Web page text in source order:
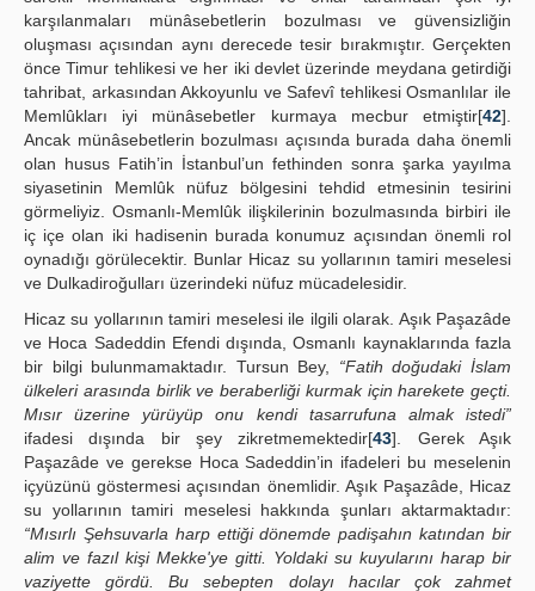
karşılanmaları münâsebetlerin bozulması ve güvensizliğin
oluşması açısından aynı derecede tesir bırakmıştır. Gerçekten
önce Timur tehlikesi ve her iki devlet üzerinde meydana getirdiği
tahribat, arkasından Akkoyunlu ve Safevî tehlikesi Osmanlılar ile
Memlûkları iyi münâsebetler kurmaya mecbur etmiştir[42].
Ancak münâsebetlerin bozulması açısında burada daha önemli
olan husus Fatih’in İstanbul’un fethinden sonra şarka yayılma
siyasetinin Memlûk nüfuz bölgesini tehdid etmesinin tesirini
görmeliyiz. Osmanlı-Memlûk ilişkilerinin bozulmasında birbiri ile
iç içe olan iki hadisenin burada konumuz açısından önemli rol
oynadığı görülecektir. Bunlar Hicaz su yollarının tamiri meselesi
ve Dulkadiroğulları üzerindeki nüfuz mücadelesidir.
Hicaz su yollarının tamiri meselesi ile ilgili olarak. Aşık Paşazâde
ve Hoca Sadeddin Efendi dışında, Osmanlı kaynaklarında fazla
bir bilgi bulunmamaktadır. Tursun Bey, “Fatih doğudaki İslam
ülkeleri arasında birlik ve beraberliği kurmak için harekete geçti.
Mısır üzerine yürüyüp onu kendi tasarrufuna almak istedi”
ifadesi dışında bir şey zikretmemektedir[43]. Gerek Aşık
Paşazâde ve gerekse Hoca Sadeddin’in ifadeleri bu meselenin
içyüzünü göstermesi açısından önemlidir. Aşık Paşazâde, Hicaz
su yollarının tamiri meselesi hakkında şunları aktarmaktadır:
“Mısırlı Şehsuvarla harp ettiği dönemde padişahın katından bir
alim ve fazıl kişi Mekke'ye gitti. Yoldaki su kuyularını harap bir
vaziyette gördü. Bu sebepten dolayı hacılar çok zahmet